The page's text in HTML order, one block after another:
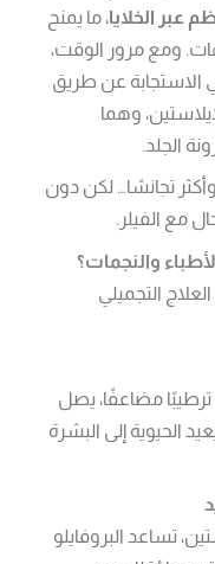
عبر الخلايا، ما يمنح
ومع مرور الوقت،
الاستجابة عن طريق
وهما
الجلد.
تجانسًا… لكن دون
مع الفيلر.
والنجمات؟
التجميلي
ترطيبًا مضاعفًا، يصل
الحيوية إلى البشرة
تساعد البروفايلو